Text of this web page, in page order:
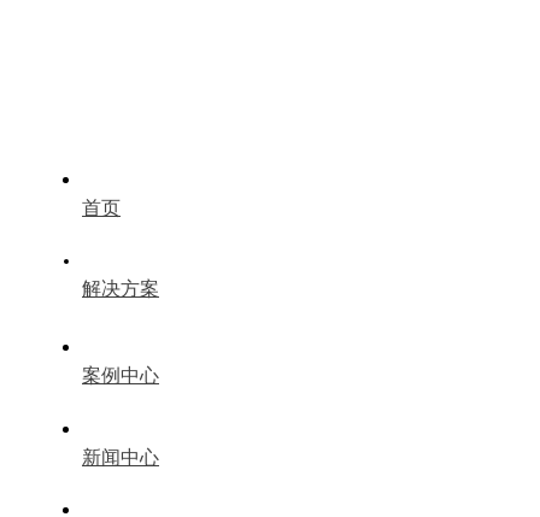
首页
解决方案
案例中心
新闻中心